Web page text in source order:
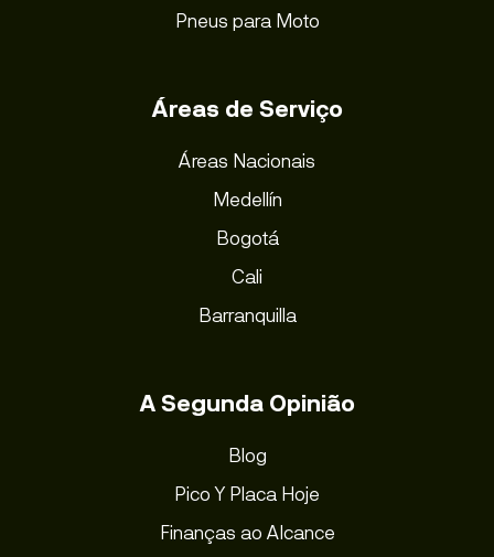
Pneus para Moto
Áreas de Serviço
Áreas Nacionais
Medellín
Bogotá
Cali
Barranquilla
A Segunda Opinião
Blog
Pico Y Placa Hoje
Finanças ao Alcance